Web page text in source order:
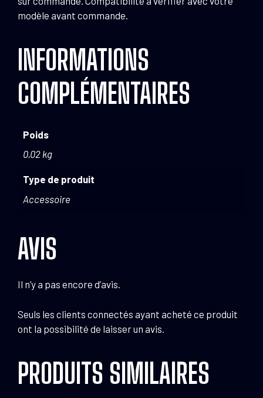
modèle avant commande.
INFORMATIONS
COMPLÉMENTAIRES
Poids
0,02 kg
Type de produit
Accessoire
AVIS
Il n’y a pas encore d’avis.
Seuls les clients connectés ayant acheté ce produit
ont la possibilité de laisser un avis.
PRODUITS SIMILAIRES